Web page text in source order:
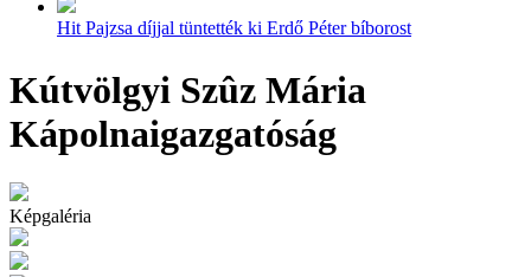
Hit Pajzsa díjjal tüntették ki Erdő Péter bíborost
Kútvölgyi Szûz Mária
Kápolnaigazgatóság
Képgaléria